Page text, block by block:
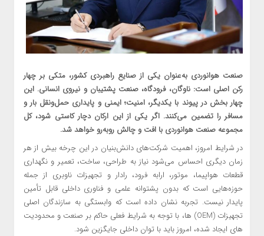
صنعت هوانوردی به‌عنوان یکی از صنایع راهبردی کشور، متکی بر چهار
رکن اصلی است: ناوگان، فرودگاه، صنعت پشتیبان و نیروی انسانی. این
چهار بخش در پیوند با یکدیگر، امنیت؛ ایمنی و پایداری حمل‌ونقل بار و
مسافر را تضمین می‌کنند. اگر یکی از این ارکان دچار کاستی شود، کل
مجموعه صنعت هوانوردی با افت و چالش روبه‌رو خواهد شد.
در شرایط امروز، اهمیت شرکت‌های دانش‌بنیان در این چرخه بیش از هر
زمان دیگری احساس می‌شود نیاز به طراحی، ساخت، تعمیر و نگهداری
قطعات هواپیما، موتور، ارابه فرود، رادار و تجهیزات ناوبری از جمله
حوزه‌هایی است که بدون پشتوانه علمی و فناوری داخلی قابل تأمین
پایدار نیست. تجربه نشان داده است که وابستگی به سازندگان اصلی
تجهیزات (OEM‌) ها، با توجه به شرایط فعلی حاکم بر صنعت و محدودیت
های ایجاد شده، امروز باید با توان داخلی جایگزین شود.